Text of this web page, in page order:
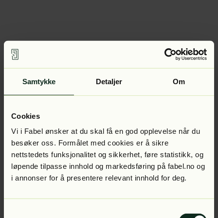
Samtykke Detaljer Om
Cookies
Vi i Fabel ønsker at du skal få en god opplevelse når du
besøker oss. Formålet med cookies er å sikre
nettstedets funksjonalitet og sikkerhet, føre statistikk, og
løpende tilpasse innhold og markedsføring på fabel.no og
i annonser for å presentere relevant innhold for deg.